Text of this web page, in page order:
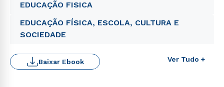
EDUCAÇÃO FISICA
EDUCAÇÃO FÍSICA, ESCOLA, CULTURA E
SOCIEDADE
Ver Tudo +
Baixar Ebook